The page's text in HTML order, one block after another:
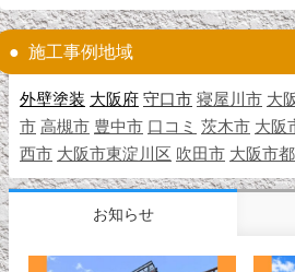
施工事例地域
外壁塗装 大阪府 守口市 寝屋川市 大
市 高槻市 豊中市 口コミ 茨木市 大阪
西市 大阪市東淀川区 吹田市 大阪市
お知らせ